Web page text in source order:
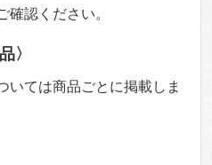
確認ください。
〉
いては商品ごとに掲載しま